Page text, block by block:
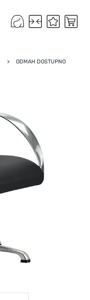
ODMAH DOSTUPNO